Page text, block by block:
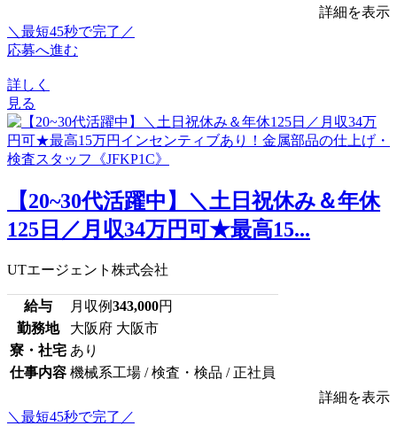
詳細を表示
＼最短45秒で完了／
応募へ進む
詳しく
見る
【20~30代活躍中】＼土日祝休み＆年休
125日／月収34万円可★最高15...
UTエージェント株式会社
給与 月収例343,000円
勤務地
大阪府 大阪市
寮・社宅 あり
仕事内容 機械系工場 / 検査・検品 / 正社員
詳細を表示
＼最短45秒で完了／